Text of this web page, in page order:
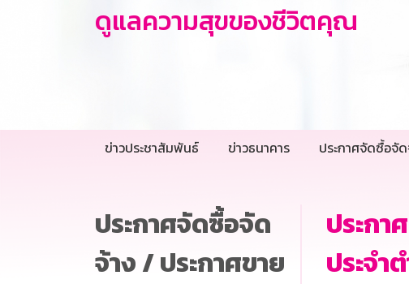
ดูแลความสุขของชีวิตคุณ
ข่าวประชาสัมพันธ์ ข่าวธนาคาร ประกาศจัดซื้อจั
ประกาศจัดซื้อจัด
จ้าง / ประกาศขาย
ประกา
ประจำ